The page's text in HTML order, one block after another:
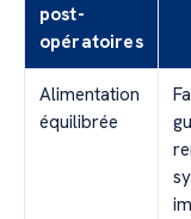
post-
opératoires
Alimentation
équilibrée